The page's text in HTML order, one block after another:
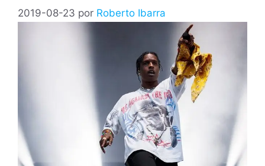
2019-08-23 por Roberto Ibarra